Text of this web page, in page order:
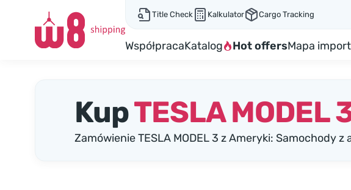
Title Check Kalkulator Cargo Tracking
WspółpracaKatalog Hot offersMapa
KupTESLA MODEL
Zamówienie TESLA MODEL 3 z Ameryki: Samochody z